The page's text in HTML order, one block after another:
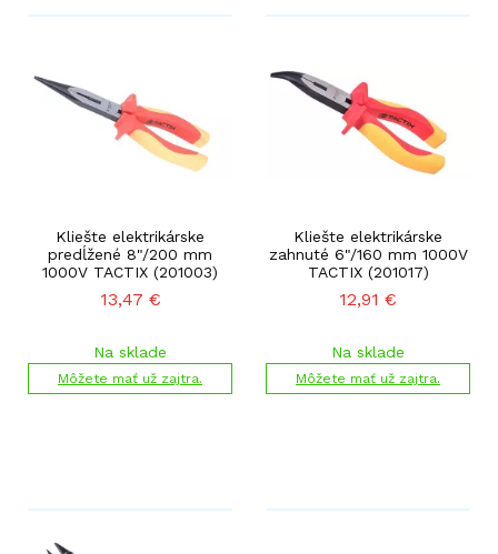
Kliešte elektrikárske
predĺžené 8"/200 mm
1000V TACTIX (201003)
13,47 €
Na sklade
Môžete mať už zajtra.
Kliešte elektrikárske
zahnuté 6"/160 mm 1000V
TACTIX (201017)
12,91 €
Na sklade
Môžete mať už zajtra.